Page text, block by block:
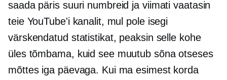
saada päris suuri numbreid ja viimati vaatasin
teie YouTube'i kanalit, mul pole isegi
värskendatud statistikat, peaksin selle kohe
üles tõmbama, kuid see muutub sõna otseses
mõttes iga päevaga. Kui ma esimest korda